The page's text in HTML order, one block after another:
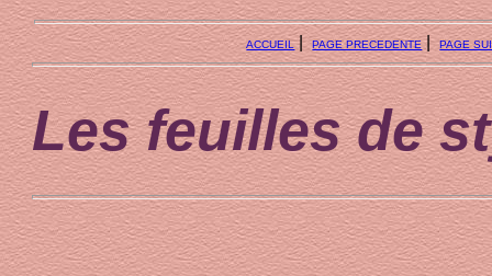
ACCUEIL|PAGE PRECEDENTE |PAGE
Les feuilles de